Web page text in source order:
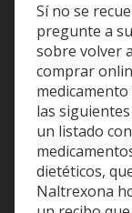
Sí no se
pregunte a
sobre volver
comprar
las
un listado
dietéticos,
Naltrexona